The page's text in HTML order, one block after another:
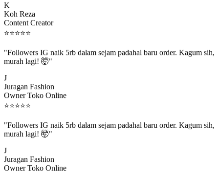
Koh Reza
Content Creator
⭐⭐⭐⭐⭐
murah lagi! 🤯"
Juragan Fashion
Owner Toko Online
⭐⭐⭐⭐⭐
murah lagi! 🤯"
Juragan Fashion
Owner Toko Online
⭐⭐⭐⭐⭐